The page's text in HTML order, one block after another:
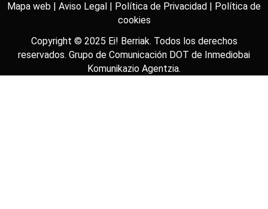
Mapa web | Aviso Legal | Política de Privacidad | Política de
cookies
Copyright © 2025 Ei! Berriak. Todos los derechos
reservados. Grupo de Comunicación DOT de Inmediobai
Komunikazio Agentzia.